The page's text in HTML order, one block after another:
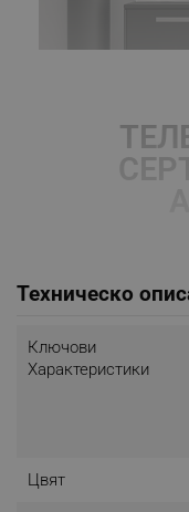
Цялото ви
TV 11 и
Техническо
Ключови
Характеристики
Цвят